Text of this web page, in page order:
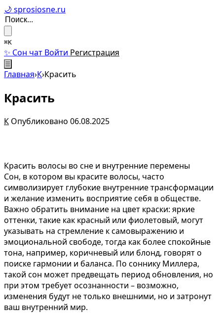
🌙 sprosiosne.ru
⌘K
✨ Сон чат Войти Регистрация
☰
Главная›К›Красить
Красить
К Опубликовано 06.08.2025
Красить волосы во сне и внутренние перемены
Сон, в котором вы красите волосы, часто
символизирует глубокие внутренние трансформации
и желание изменить восприятие себя в обществе.
Важно обратить внимание на цвет краски: яркие
оттенки, такие как красный или фиолетовый, могут
указывать на стремление к самовыражению и
эмоциональной свободе, тогда как более спокойные
тона, например, коричневый или блонд, говорят о
поиске гармонии и баланса. По соннику Миллера,
такой сон может предвещать период обновления, но
при этом требует осознанности – возможно,
изменения будут не только внешними, но и затронут
ваш внутренний мир.